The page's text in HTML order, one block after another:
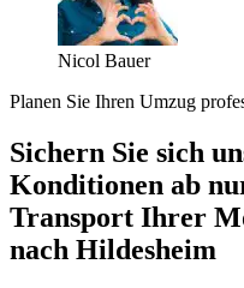
Nicol Bauer
Planen Sie Ihren Umzug
Sichern Sie sich
Konditionen ab
Transport Ihrer
nach Hildesheim